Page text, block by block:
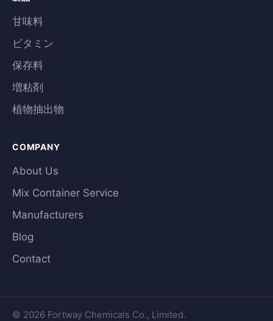
甘味料
ビタミン
保存料
増粘剤
植物抽出物
COMPANY
About Us
Mix Container Service
Manufacturers
Blog
Contact
© 2026 Fortway Chemicals Co., Limited.